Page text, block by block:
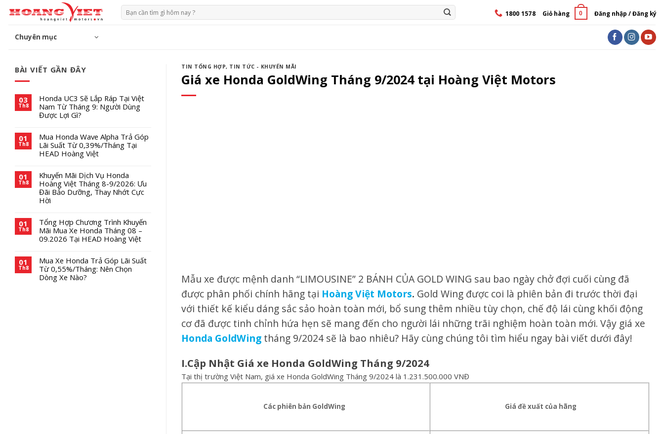
đến
Tìm
kiếm:
1800 1578 Giỏ hàng 0 Đăng nhập / Đăng ký
Chuyên mục
BÀI VIẾT GẦN ĐÂY
03
Th8
Honda UC3 Sẽ Lắp Ráp Tại Việt
Nam Từ Tháng 9: Người Dùng
Được Lợi Gì?
01
Th8
Mua Honda Wave Alpha Trả Góp
Lãi Suất Từ 0,39%/Tháng Tại
HEAD Hoàng Việt
01
Th8
Khuyến Mãi Dịch Vụ Honda
Hoàng Việt Tháng 8-9/2026: Ưu
Đãi Bảo Dưỡng, Thay Nhớt Cực
Hời
01
Th8
Tổng Hợp Chương Trình Khuyến
Mãi Mua Xe Honda Tháng 08 –
09.2026 Tại HEAD Hoàng Việt
01
Th8
Mua Xe Honda Trả Góp Lãi Suất
Từ 0,55%/Tháng: Nên Chọn
Dòng Xe Nào?
TIN TỔNG HỢP, TIN TỨC - KHUYẾN MÃI
Giá xe Honda GoldWing Tháng 9/2024 tại Hoàng Việt Motors
Mẫu xe được mệnh danh “LIMOUSINE” 2 BÁNH CỦA GOLD WING sau bao ngày chở đợi cuối cùng đã
được phân phối chính hãng tại Hoàng Việt Motors. Gold Wing được coi là phiên bản đi trước thời đại
với thiết kế kiểu dáng sắc sảo hoàn toàn mới, bổ sung thêm nhiều tùy chọn, chế độ lái cùng khối động
cơ đã được tinh chỉnh hứa hẹn sẽ mang đến cho người lái những trãi nghiệm hoàn toàn mới. Vậy giá xe
Honda GoldWing tháng 9/2024 sẽ là bao nhiêu? Hãy cùng chúng tôi tìm hiểu ngay bài viết dưới đây!
I.Cập Nhật Giá xe Honda GoldWing Tháng 9/2024
Tại thị trường Việt Nam, giá xe Honda GoldWing Tháng 9/2024 là 1.231.500.000 VNĐ
Các phiên bản GoldWing Giá đề xuất của hãng